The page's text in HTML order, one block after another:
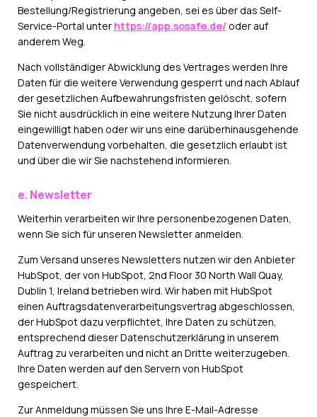
Bestellung/Registrierung angeben, sei es über das Self-
Service-Portal unter https://app.sosafe.de/ oder auf
anderem Weg.
Nach vollständiger Abwicklung des Vertrages werden Ihre
Daten für die weitere Verwendung gesperrt und nach Ablauf
der gesetzlichen Aufbewahrungsfristen gelöscht, sofern
Sie nicht ausdrücklich in eine weitere Nutzung Ihrer Daten
eingewilligt haben oder wir uns eine darüberhinausgehende
Datenverwendung vorbehalten, die gesetzlich erlaubt ist
und über die wir Sie nachstehend informieren.
e. Newsletter
Weiterhin verarbeiten wir Ihre personenbezogenen Daten,
wenn Sie sich für unseren Newsletter anmelden.
Zum Versand unseres Newsletters nutzen wir den Anbieter
HubSpot, der von HubSpot, 2nd Floor 30 North Wall Quay,
Dublin 1, Ireland betrieben wird. Wir haben mit HubSpot
einen Auftragsdatenverarbeitungsvertrag abgeschlossen,
der HubSpot dazu verpflichtet, Ihre Daten zu schützen,
entsprechend dieser Datenschutzerklärung in unserem
Auftrag zu verarbeiten und nicht an Dritte weiterzugeben.
Ihre Daten werden auf den Servern von HubSpot
gespeichert.
Zur Anmeldung müssen Sie uns Ihre E-Mail-Adresse